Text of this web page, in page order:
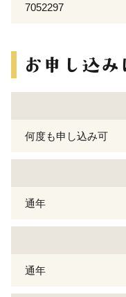
7052297
何度も申し込み可
通年
通年